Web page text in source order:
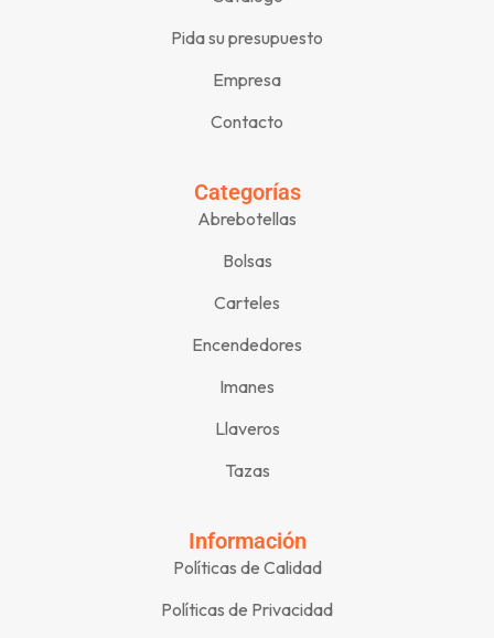
Pida su presupuesto
Empresa
Contacto
Categorías
Abrebotellas
Bolsas
Carteles
Encendedores
Imanes
Llaveros
Tazas
Información
Políticas de Calidad
Políticas de Privacidad